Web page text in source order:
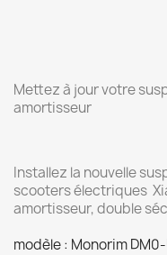
Mettez à jour votre
amortisseur
Installez la nouvelle
scooters électriques
amortisseur, double
modèle : Monorim